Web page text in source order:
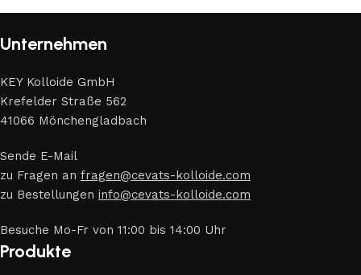
Unternehmen
KEY Kolloide GmbH
Krefelder Straße 562
41066 Mönchengladbach
Sende E-Mail
zu Fragen an fragen@cevats-kolloide.com
zu Bestellungen info@cevats-kolloide.com
Besuche Mo-Fr von 11:00 bis 14:00 Uhr
Produkte